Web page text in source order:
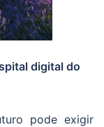
digital do
pode exigir